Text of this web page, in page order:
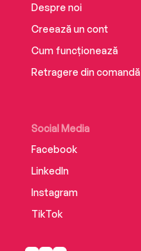
Despre noi
Creează un cont
Cum funcționează
Retragere din comandă
Social Media
Facebook
LinkedIn
Instagram
TikTok